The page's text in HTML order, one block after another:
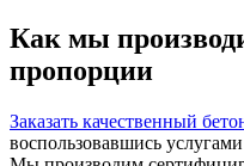
Как мы
пропорции
Заказать качественный
воспользовавшись